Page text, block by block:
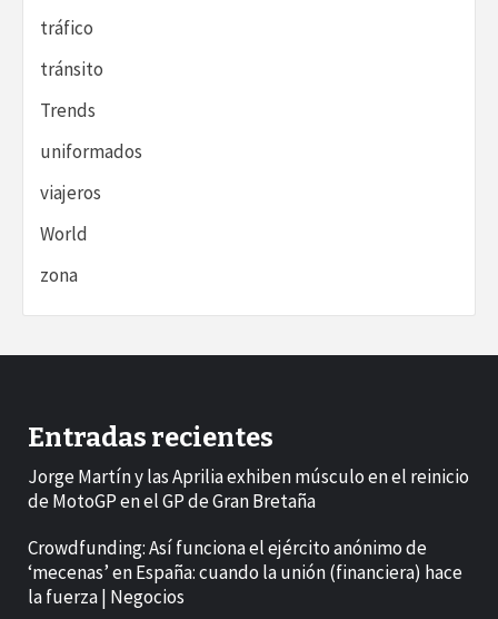
tráfico
tránsito
Trends
uniformados
viajeros
World
zona
Entradas recientes
Jorge Martín y las Aprilia exhiben músculo en el reinicio
de MotoGP en el GP de Gran Bretaña
Crowdfunding: Así funciona el ejército anónimo de
‘mecenas’ en España: cuando la unión (financiera) hace
la fuerza | Negocios